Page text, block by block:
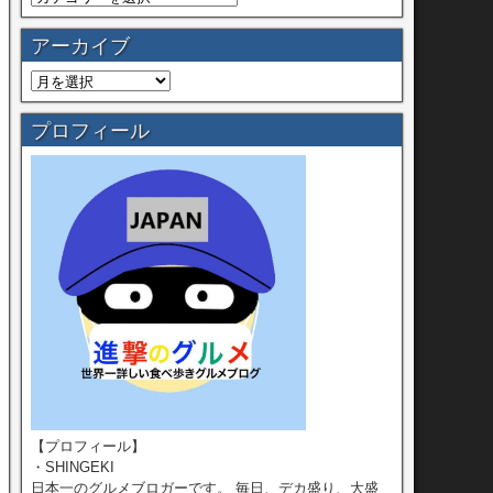
アーカイブ
プロフィール
【プロフィール】
・SHINGEKI
日本一のグルメブロガーです。 毎日、デカ盛り、大盛